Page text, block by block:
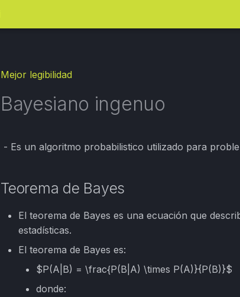
Mejor legibilidad
Bayesiano ingenuo
- Es un algoritmo probabilistico utilizado para
Teorema de Bayes
El teorema de Bayes es una ecuación que
estadísticas.
El teorema de Bayes es:
$P(A|B) = \frac{P(B|A) \times P(A)}{P(B)}$
donde: